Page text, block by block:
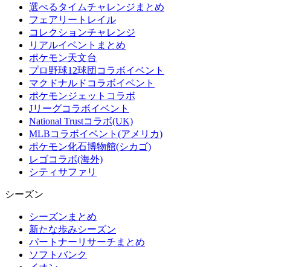
選べるタイムチャレンジまとめ
フェアリートレイル
コレクションチャレンジ
リアルイベントまとめ
ポケモン天文台
プロ野球12球団コラボイベント
マクドナルドコラボイベント
ポケモンジェットコラボ
Jリーグコラボイベント
National Trustコラボ(UK)
MLBコラボイベント(アメリカ)
ポケモン化石博物館(シカゴ)
レゴコラボ(海外)
シティサファリ
シーズン
シーズンまとめ
新たな歩みシーズン
パートナーリサーチまとめ
ソフトバンク